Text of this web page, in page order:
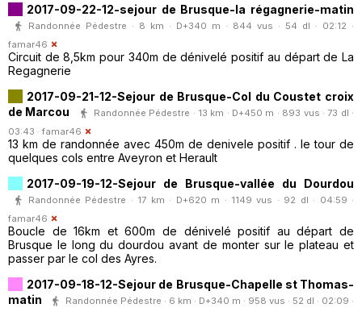
2017-09-22-12-sejour de Brusque-la régagnerie-matin
Randonnée Pédestre · 8 km · D+340 m · 844 vus · 54 dl · 02:12 ·
famar46
Circuit de 8,5km pour 340m de dénivelé positif au départ de La
Regagnerie
2017-09-21-12-Sejour de Brusque-Col du Coustet croix
de Marcou
Randonnée Pédestre · 13 km · D+450 m · 893 vus · 73 dl ·
03:43 · famar46
13 km de randonnée avec 450m de denivele positif . le tour de
quelques cols entre Aveyron et Herault
2017-09-19-12-Sejour de Brusque-vallée du Dourdou
Randonnée Pédestre · 17 km · D+620 m · 1149 vus · 92 dl · 04:59 ·
famar46
Boucle de 16km et 600m de dénivelé positif au départ de
Brusque le long du dourdou avant de monter sur le plateau et
passer par le col des Ayres.
2017-09-18-12-Sejour de Brusque-Chapelle st Thomas-
matin
Randonnée Pédestre · 6 km · D+340 m · 958 vus · 52 dl · 02:09 ·